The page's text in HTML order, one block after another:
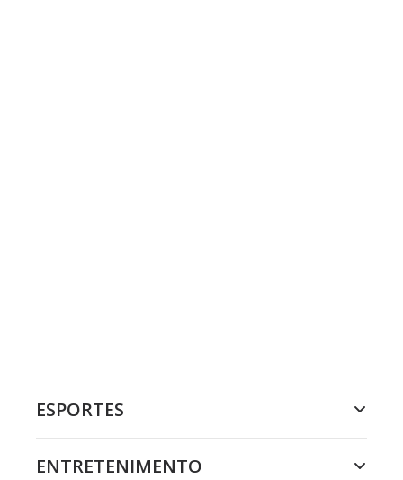
ESPORTES
ENTRETENIMENTO